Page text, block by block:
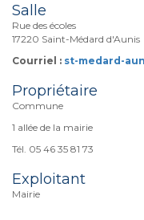
Salle
Rue des écoles
17220 Saint-Médard d'Aunis
Courriel : st-medard-
Propriétaire
Commune
1 allée de la mairie
Tél. 05 46 35 81 73
Exploitant
Mairie